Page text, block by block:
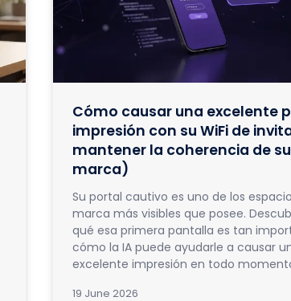
Cómo causar una excelente
impresión con su WiFi de
mantener la coherencia de su
marca)
Su portal cautivo es uno de los
marca más visibles que posee.
qué esa primera pantalla es tan
cómo la IA puede ayudarle a causar
excelente impresión en todo
19 June 2026